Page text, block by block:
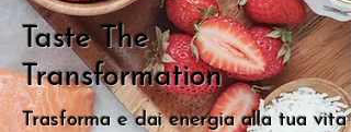
Taste The
Transformation
Trasforma e dai energia alla tua vita